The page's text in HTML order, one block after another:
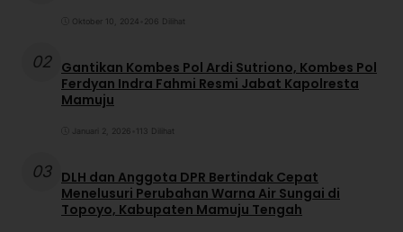
Oktober 10, 2024 206 Dilihat
02 Gantikan Kombes Pol Ardi Sutriono, Kombes Pol
Ferdyan Indra Fahmi Resmi Jabat Kapolresta
Mamuju
Januari 2, 2026 113 Dilihat
03 DLH dan Anggota DPR Bertindak Cepat
Menelusuri Perubahan Warna Air Sungai di
Topoyo, Kabupaten Mamuju Tengah